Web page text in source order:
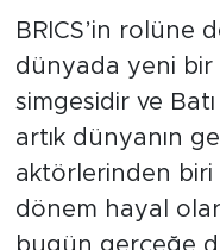
BRICS’in rolüne
dünyada yeni
simgesidir ve
artık dünyanın
aktörlerinden biri
dönem hayal